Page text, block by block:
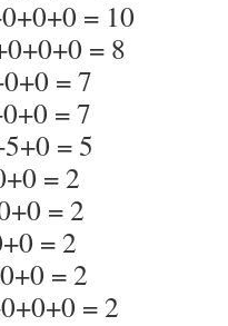
= 10
= 8
= 7
= 7
= 5
= 2
= 2
= 2
= 2
= 2